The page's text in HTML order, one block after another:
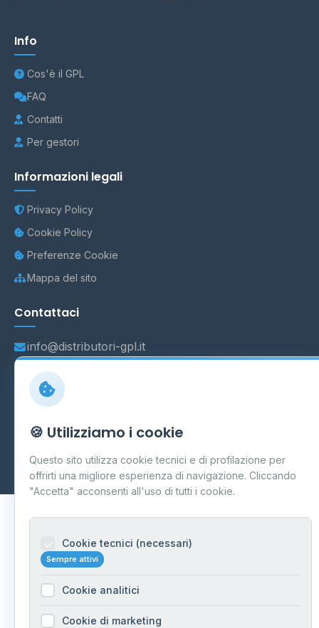
Info
Cos'è il GPL
FAQ
Contatti
Per gestori
Informazioni legali
Privacy Policy
Cookie Policy
Preferenze Cookie
Mappa del sito
Contattaci
info@distributori-gpl.it
Carpi P.IVA 03859300364
Dati forniti daMinistero delle Imprese e del Made in Italy
Aggiornamento quotidiano
🍪 Utilizziamo i cookie
Questo sito utilizza cookie tecnici e di profilazione per
offrirti una migliore esperienza di navigazione. Cliccando
"Accetta" acconsenti all'uso di tutti i cookie.
Cookie tecnici (necessari)
Sempre attivi
Cookie analitici
Cookie di marketing